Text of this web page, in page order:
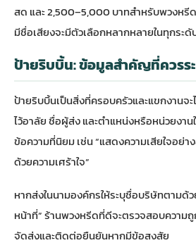
สด และ 2,500–5,000 บาทสำหรับพวงห
มีชื่อเสียงจะมีตัวเลือกหลากหลายในทุกระ
ป้ายริบบิ้น: ข้อมูลสำคัญที่ควรร
ป้ายริบบิ้นเป็นสิ่งที่ครอบครัวและแขกงานจ
ไว้อาลัย ชื่อผู้ส่ง และตำแหน่งหรือหน่วยงา
ข้อความที่นิยม เช่น “แสดงความเสียใจอย่า
ด้วยความเศร้าใจ”
หากส่งในนามองค์กรให้ระบุชื่อบริษัทตามด้
หน้าที่” ร้านพวงหรีดที่ดีจะตรวจสอบความ
จัดส่งและติดต่อยืนยันหากมีข้อสงสัย